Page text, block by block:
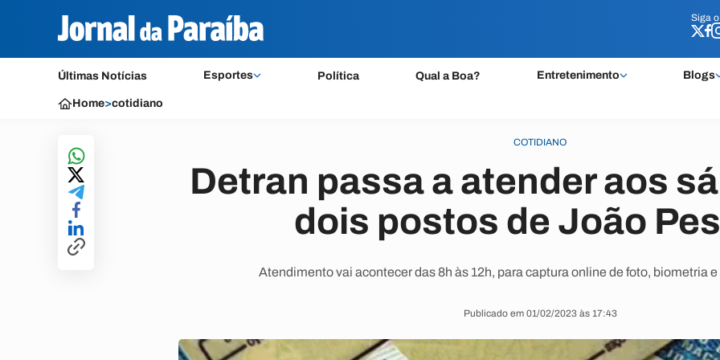
Siga o
Últimas Notícias Esportes Política Qual a Boa? Entretenimento Blogs
Siga o
Home>cotidiano
COTIDIANO
Detran passa a atender aos
dois postos de João
Atendimento vai acontecer das 8h às 12h, para captura online de foto, biometria
Publicado em 01/02/2023 às 17:43